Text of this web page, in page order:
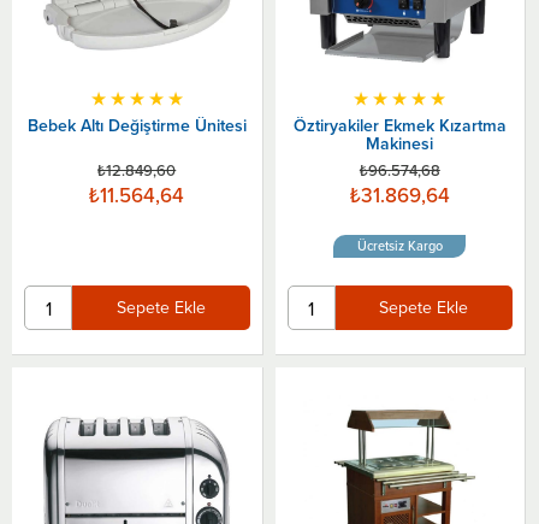
Bebek Altı Değiştirme Ünitesi
★★★★★
₺11.564,64
₺12.849,60
Sepete Ekle
Öztiryakiler Ekmek Kızartma
Makinesi
★★★★★
₺31.869,64
₺96.574,68
Sepete Ekle
Ücretsiz Kargo